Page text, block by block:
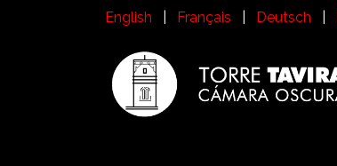
Se rendre au contenu
English Français Deutsch